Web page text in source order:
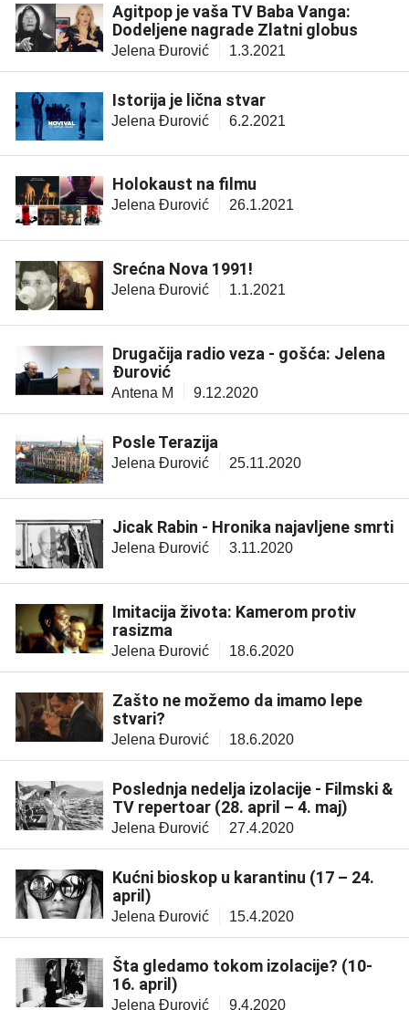
Agitpop je vaša TV Baba Vanga:
Dodeljene nagrade Zlatni globus
Jelena Đurović 1.3.2021
Istorija je lična stvar
Jelena Đurović 6.2.2021
Holokaust na filmu
Jelena Đurović 26.1.2021
Srećna Nova 1991!
Jelena Đurović 1.1.2021
Drugačija radio veza - gošća: Jelena
Đurović
Antena M 9.12.2020
Posle Terazija
Jelena Đurović 25.11.2020
Jicak Rabin - Hronika najavljene smrti
Jelena Đurović 3.11.2020
Imitacija života: Kamerom protiv
rasizma
Jelena Đurović 18.6.2020
Zašto ne možemo da imamo lepe
stvari?
Jelena Đurović 18.6.2020
Poslednja nedelja izolacije - Filmski &
TV repertoar (28. april – 4. maj)
Jelena Đurović 27.4.2020
Kućni bioskop u karantinu (17 – 24.
april)
Jelena Đurović 15.4.2020
Šta gledamo tokom izolacije? (10-
16. april)
Jelena Đurović 9.4.2020